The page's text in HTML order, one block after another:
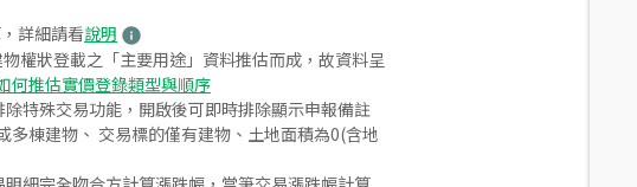
詳細請看說明
權狀登載之「主要用途」資料推估而成，故資料呈
何推估實價登錄類型與順序
特殊交易功能，開啟後可即時排除顯示申報備註
棟建物、 交易標的僅有建物、土地面積為0(含地